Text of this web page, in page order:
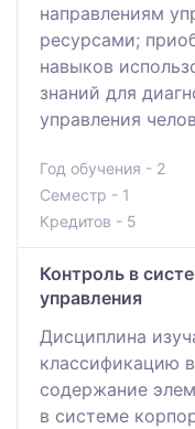
направлениям
ресурсами;
навыков
знаний для
управления
Год обучения - 2
Семестр - 1
Кредитов - 5
Контроль в
управления
Дисциплина
классификацию
содержание
в системе